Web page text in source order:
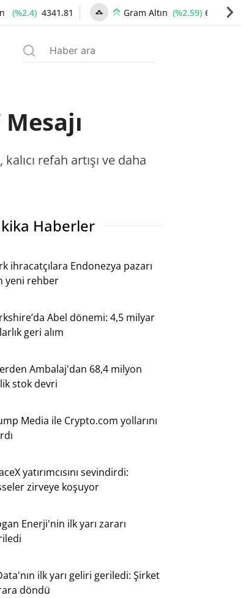
(%2.4) 4341.81 Gram Altın (%2.59) 6660.55
refah artışı ve daha
Haberler
ihracatçılara Endonezya pazarı
yeni rehber
Abel dönemi: 4,5 milyar
geri alım
Ambalaj'dan 68,4 milyon
stok devri
Media ile Crypto.com yollarını
yatırımcısını sevindirdi:
zirveye koşuyor
Enerji'nin ilk yarı zararı
ilk yarı geliri geriledi: Şirket
döndü